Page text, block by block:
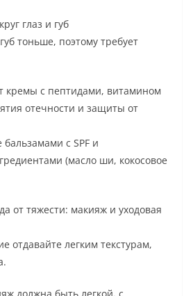
глаз и губ
тоньше, поэтому требует
кремы с пептидами, витамином
отечности и защиты от
с SPF и
(масло ши, кокосовое
от тяжести: макияж и уходовая
отдавайте легким текстурам,